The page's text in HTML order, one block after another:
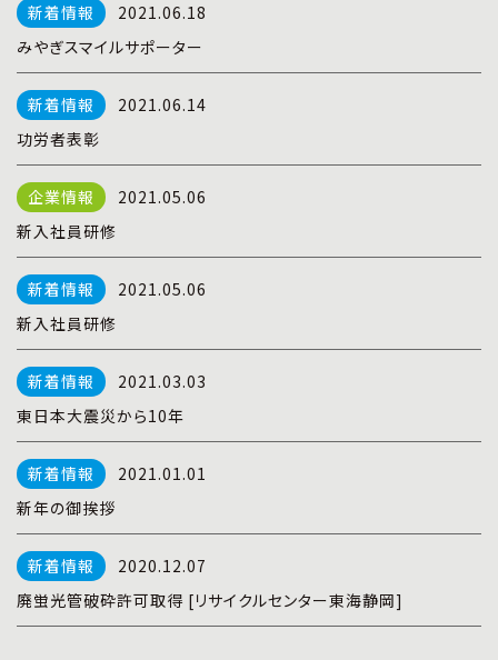
2021.06.18
みやぎスマイルサポーター
2021.06.14
功労者表彰
2021.05.06
新入社員研修
2021.05.06
新入社員研修
2021.03.03
東日本大震災から10年
2021.01.01
新年の御挨拶
2020.12.07
廃蛍光管破砕許可取得 [リサイクルセンター東海静岡]